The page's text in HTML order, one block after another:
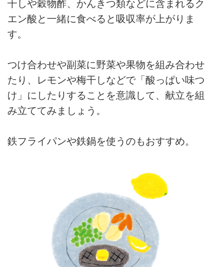
干しや穀物酢、かんきつ類などに含まれるク
エン酸と一緒に食べると吸収率が上がりま
す。
つけ合わせや副菜に野菜や果物を組み合わせ
たり、レモンや梅干しなどで「酸っぱい味つ
け」にしたりすることを意識して、献立を組
み立ててみましょう。
鉄フライパンや鉄鍋を使うのもおすすめ。